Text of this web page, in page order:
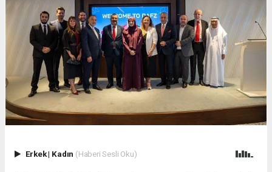
Erkek| Kadın (Haberi Sesli Oku)